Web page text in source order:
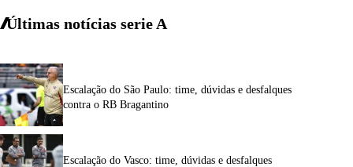
Últimas notícias serie A
Escalação do São Paulo: time, dúvidas e desfalques
contra o RB Bragantino
Escalação do Vasco: time, dúvidas e desfalques